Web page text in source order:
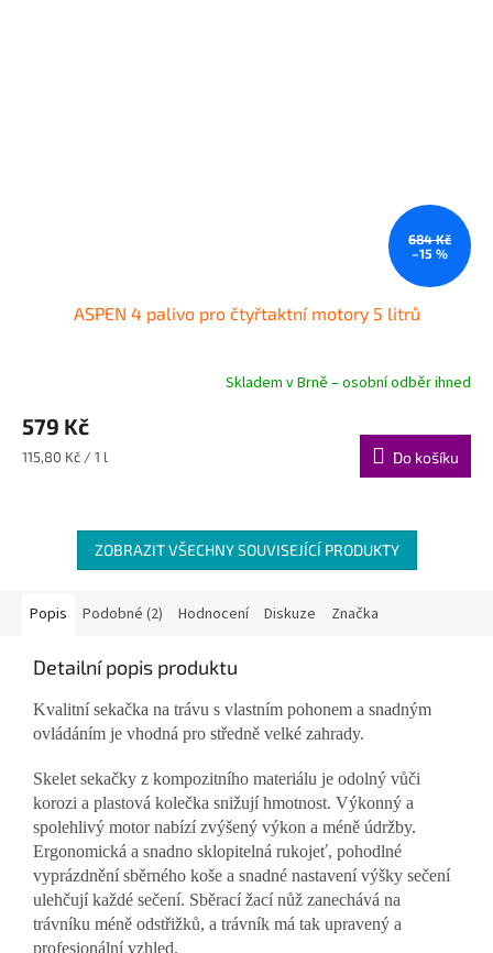
684 Kč
–15 %
ASPEN 4 palivo pro čtyřtaktní motory 5 litrů
produktu
je
5,0
hvězdiček.
Skladem v Brně – osobní odběr ihned
579 Kč
Měrná
115,80 Kč / 1 l Do košíku
ZOBRAZIT VŠECHNY SOUVISEJÍCÍ PRODUKTY
Popis Podobné (2) Hodnocení Diskuze Značka
Detailní popis produktu
Kvalitní sekačka na trávu s vlastním pohonem a snadným
ovládáním je vhodná pro středně velké zahrady.
Skelet sekačky z kompozitního materiálu je odolný vůči
korozi a plastová kolečka snižují hmotnost. Výkonný a
spolehlivý motor nabízí zvýšený výkon a méně údržby.
Ergonomická a snadno sklopitelná rukojeť, pohodlné
vyprázdnění sběrného koše a snadné nastavení výšky sečení
ulehčují každé sečení. Sběrací žací nůž zanechává na
trávníku méně odstřižků, a trávník má tak upravený a
profesionální vzhled.